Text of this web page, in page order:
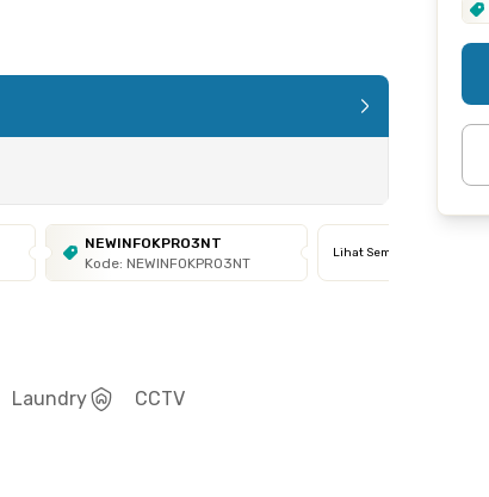
NEWINFOKPRO3NT
Kode: NEWINFOKPRO3NT
Lihat Semua
Laundry
CCTV